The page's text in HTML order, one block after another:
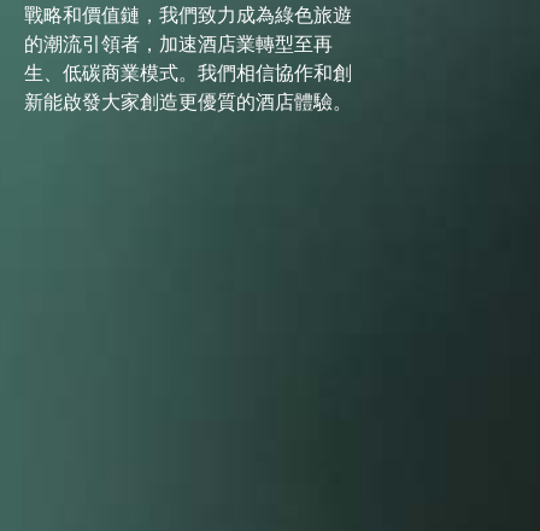
戰略和價值鏈，我們致力成為綠色旅遊
的潮流引領者，加速酒店業轉型至再
生、低碳商業模式。我們相信協作和創
新能啟發大家創造更優質的酒店體驗。